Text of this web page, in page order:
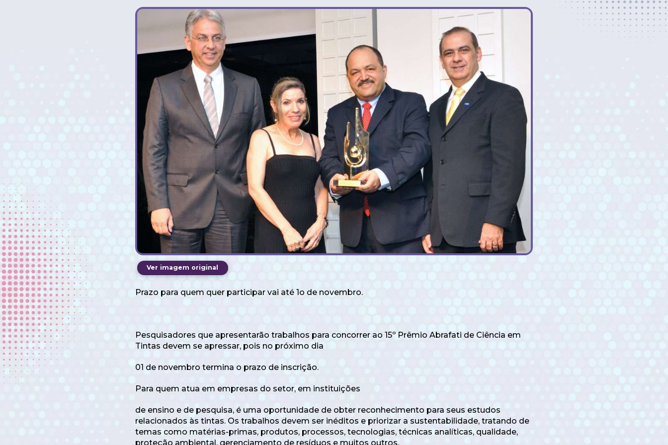
Ver imagem original
Prazo para quem quer participar vai até 1o de novembro.
Pesquisadores que apresentarão trabalhos para concorrer ao 15º Prêmio Abrafati de Ciência em
Tintas devem se apressar, pois no próximo dia
01 de novembro termina o prazo de inscrição.
Para quem atua em empresas do setor, em instituições
de ensino e de pesquisa, é uma oportunidade de obter reconhecimento para seus estudos
relacionados às tintas. Os trabalhos devem ser inéditos e priorizar a sustentabilidade, tratando de
temas como matérias-primas, produtos, processos, tecnologias, técnicas analíticas, qualidade,
proteção ambiental, gerenciamento de resíduos e muitos outros.